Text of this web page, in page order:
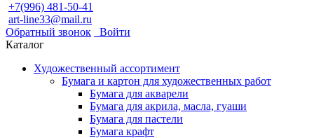
+7(996) 481-50-41
art-line33@mail.ru
Обратный звонок
Войти
Каталог
Художественный ассортимент
Бумага и картон для художественных работ
Бумага для акварели
Бумага для акрила, масла, гуаши
Бумага для пастели
Бумага крафт